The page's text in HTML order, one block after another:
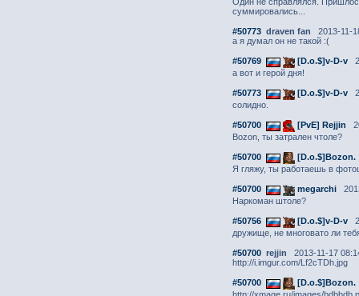
суммировались...
#50773 draven fan
2013-11-
а я думал он не такой :(
#50769 [D.o.$]v-D-v
а вот и герой дня!
#50773 [D.o.$]v-D-v
солидно.
#50700 [PvE] Rejjin
Bozon, ты затрален чтоле?
#50700 [D.o.$]Bozon.
Я гляжу, ты работаешь в
#50700 megarchi
Наркоман штоле?
#50756 [D.o.$]v-D-v
дружище, не многовато ли
#50700 rejjin
2013-11-17
http://i.imgur.com/Lf2cTDh.jpg
#50700 [D.o.$]Bozon.